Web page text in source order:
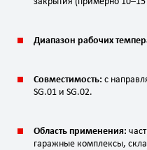
Диапазон рабочих
Совместимость: с
SG.01 и SG.02.
Область применения:
гаражные комплексы,